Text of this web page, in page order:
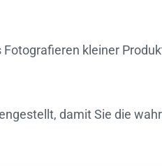
kleiner
damit Sie die